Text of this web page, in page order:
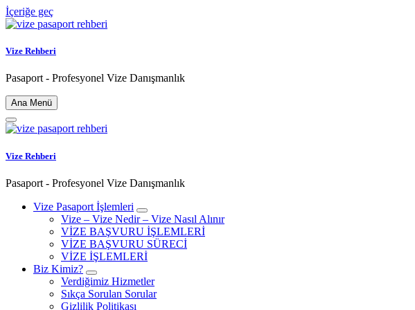
İçeriğe geç
Vize Rehberi
Pasaport - Profesyonel Vize Danışmanlık
Ana Menü
Vize Rehberi
Pasaport - Profesyonel Vize Danışmanlık
Vize Pasaport İşlemleri
Vize – Vize Nedir – Vize Nasıl Alınır
VİZE BAŞVURU İŞLEMLERİ
VİZE BAŞVURU SÜRECİ
VİZE İŞLEMLERİ
Biz Kimiz?
Verdiğimiz Hizmetler
Sıkça Sorulan Sorular
Gizlilik Politikası